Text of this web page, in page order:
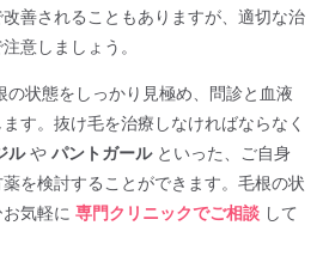
善されることもありますが、適切な治
意しましょう。
の状態をしっかり見極め、問診と血液
す。抜け毛を治療しなければならなく
ルやパントガールといった、ご自身
を検討することができます。毛根の状
お気軽に専門クリニックでご相談 して